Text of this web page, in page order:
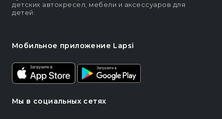
детских автокресел, мебели и аксессуаров для
детей.
Мобильное приложение Lapsi
Мы в социальных сетях